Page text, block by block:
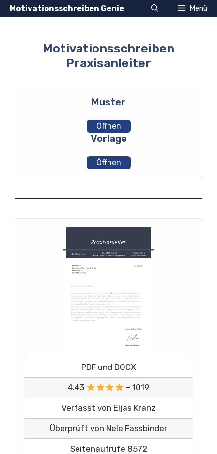
Zum
Inhalt
Motivationsschreiben Genie Menü
Motivationsschreiben
Praxisanleiter
Muster
Öffnen
Vorlage
Öffnen
PDF und DOCX
4.43 – 1019
Verfasst von Eljas Kranz
Überprüft von Nele Fassbinder
Seitenaufrufe 8572